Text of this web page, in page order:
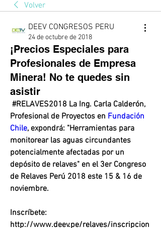
Volver
DEEV CONGRESOS PERU
24 de octubre de 2018
¡Precios Especiales para
Profesionales de Empresa
Minera! No te quedes sin
asistir
Profesional de Proyectos en Fundación
Chile, expondrá: "Herramientas para
monitorear las aguas circundantes
potencialmente afectadas por un
depósito de relaves" en el 3er Congreso
de Relaves Perú 2018 este 15 & 16 de
noviembre.
Inscríbete:
http://www.deev.pe/relaves/inscripcion